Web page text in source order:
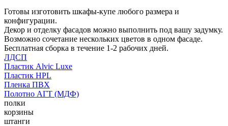
Готовы изготовить шкафы-купе любого размера и
конфигурации.
Декор и отделку фасадов можно выполнить под вашу задумку.
Возможно сочетание нескольких цветов в одном фасаде.
Бесплатная сборка в течение 1-2 рабочих дней.
ЛДСП
Пластик Alvic Luxe
Пластик HPL
Пленка ПВХ
Полотно АГТ (МДФ)
полки
корзины
штанги